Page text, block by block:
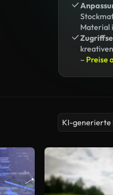
Material
– Preise
KI-generierte